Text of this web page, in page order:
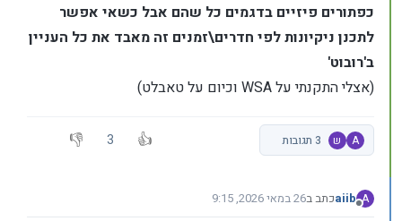
כפתורים פיזיים בדגמים כל שהם אבל כשאי אפשר
לתכנן ניקיונות לפי חדרים\זמנים זה מאבד את כל העניין
ב'רובוט'
(אצלי התקנתי על WSA וכיום על טאבלט)
A ש 3 תגובות 3
A
מנותק
aiibכתב ב26 במאי 2026, 9:15
נערך לאחרונה על ידי